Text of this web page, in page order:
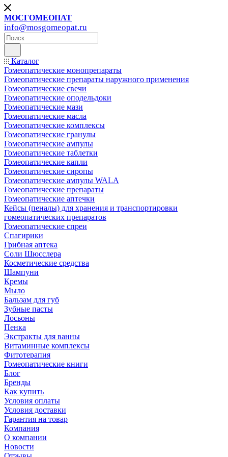
МОСГОМЕОПАТ
info@mosgomeopat.ru
Каталог
Гомеопатические монопрепараты
Гомеопатические препараты наружного применения
Гомеопатические свечи
Гомеопатические оподельдоки
Гомеопатические мази
Гомеопатические масла
Гомеопатические комплексы
Гомеопатические гранулы
Гомеопатические ампулы
Гомеопатические таблетки
Гомеопатические капли
Гомеопатические сиропы
Гомеопатические ампулы WALA
Гомеопатические препараты
Гомеопатические аптечки
Кейсы (пеналы) для хранения и транспортировки
гомеопатических препаратов
Гомеопатические спреи
Спагирики
Грибная аптека
Соли Шюсслера
Косметические средства
Шампуни
Кремы
Мыло
Бальзам для губ
Зубные пасты
Лосьоны
Пенка
Экстракты для ванны
Витаминные комплексы
Фитотерапия
Гомеопатические книги
Блог
Бренды
Как купить
Условия оплаты
Условия доставки
Гарантия на товар
Компания
О компании
Новости